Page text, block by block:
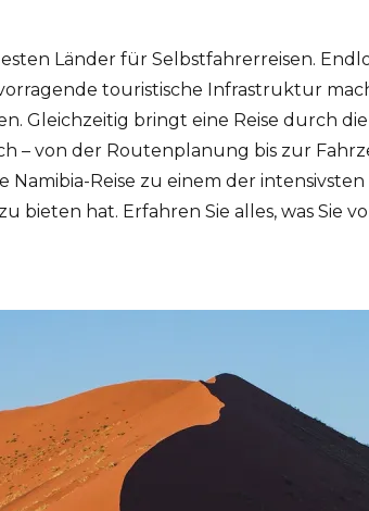
Länder für Selbstfahrerreisen.
touristische Infrastruktur
Gleichzeitig bringt eine Reise durch
– von der Routenplanung bis zur
Namibia-Reise zu einem der
bieten hat. Erfahren Sie alles, was Sie